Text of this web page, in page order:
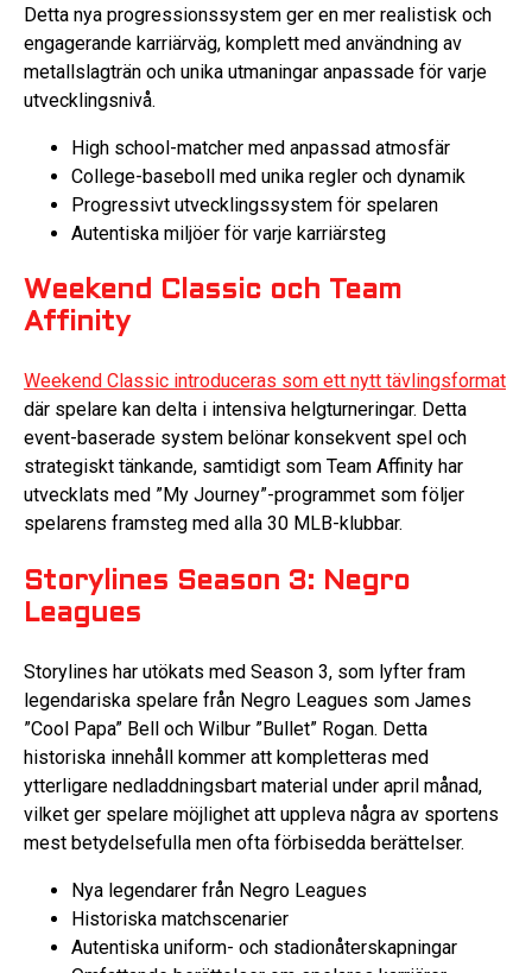
Detta nya progressionssystem ger en mer realistisk och
engagerande karriärväg, komplett med användning av
metallslagträn och unika utmaningar anpassade för varje
utvecklingsnivå.
High school-matcher med anpassad atmosfär
College-baseboll med unika regler och dynamik
Progressivt utvecklingssystem för spelaren
Autentiska miljöer för varje karriärsteg
Weekend Classic och Team
Affinity
Weekend Classic introduceras som ett nytt tävlingsformat
där spelare kan delta i intensiva helgturneringar. Detta
event-baserade system belönar konsekvent spel och
strategiskt tänkande, samtidigt som Team Affinity har
utvecklats med ”My Journey”-programmet som följer
spelarens framsteg med alla 30 MLB-klubbar.
Storylines Season 3: Negro
Leagues
Storylines har utökats med Season 3, som lyfter fram
legendariska spelare från Negro Leagues som James
”Cool Papa” Bell och Wilbur ”Bullet” Rogan. Detta
historiska innehåll kommer att kompletteras med
ytterligare nedladdningsbart material under april månad,
vilket ger spelare möjlighet att uppleva några av sportens
mest betydelsefulla men ofta förbisedda berättelser.
Nya legendarer från Negro Leagues
Historiska matchscenarier
Autentiska uniform- och stadionåterskapningar